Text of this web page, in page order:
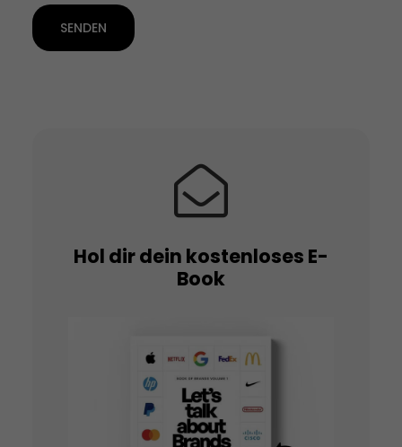
SENDEN
Hol dir dein kostenloses E-
Book